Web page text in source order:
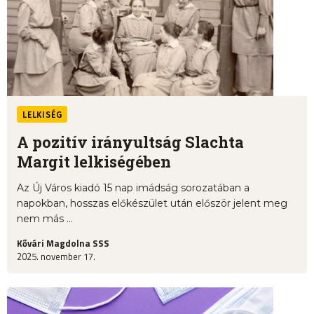
LELKISÉG
A pozitív irányultság Slachta
Margit lelkiségében
Az Új Város kiadó 15 nap imádság sorozatában a
napokban, hosszas előkészület után először jelent meg
nem más ...
Kővári Magdolna SSS
2025. november 17.